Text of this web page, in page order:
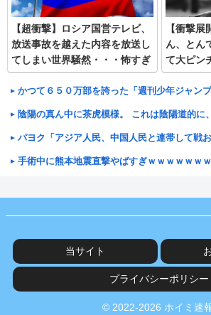
【超衝撃】ロシア国営テレビ、
放送事故を越えた内容を放送し
てしまい世界騒然・・・怖すぎ
【衝撃
ん、とん
て大ピン
う・・・
かつて６５０万部を誇った「週刊少年ジャンプ」、
陰陽の真ん中に茶虎模様。 これは陰陽道的に、どんな意味
パヨク「アジア人民、中国人民と連帯して戦おー！悪
手術中に熊本地震直撃やばすぎｗｗｗｗｗｗｗ
当サイト
プライバシーポリシー
© 2022-2026 ホイミ速